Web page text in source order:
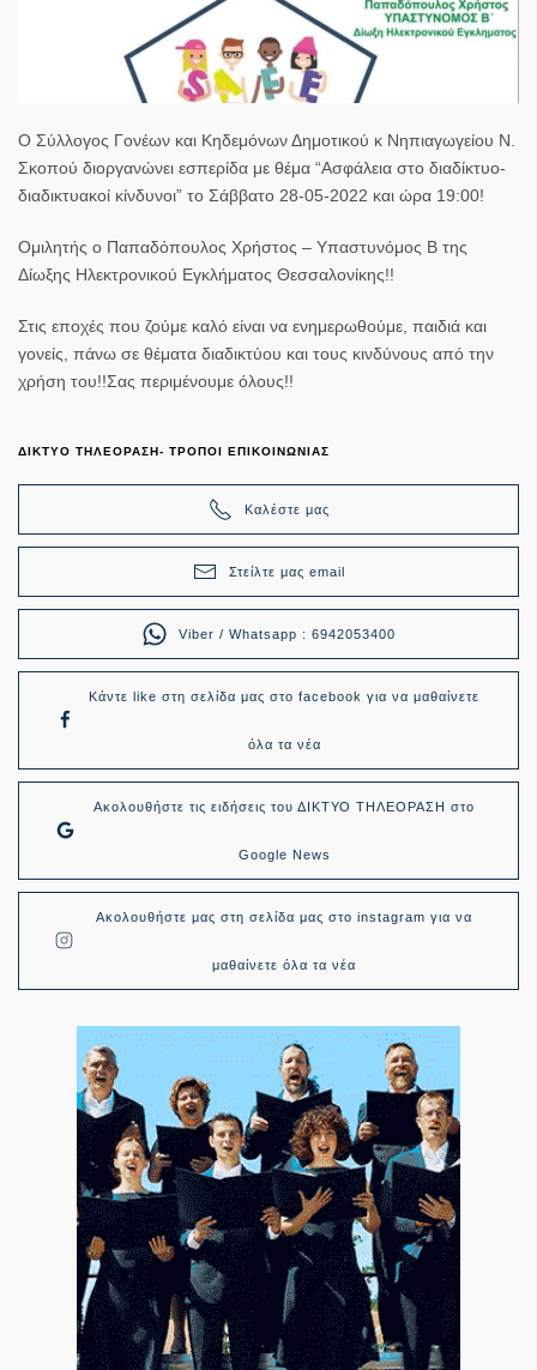
Ο Σύλλογος Γονέων και Κηδεμόνων Δημοτικού κ Νηπιαγωγείου Ν.
Σκοπού διοργανώνει εσπερίδα με θέμα “Ασφάλεια στο διαδίκτυο-
διαδικτυακοί κίνδυνοι” το Σάββατο 28-05-2022 και ώρα 19:00!
Ομιλητής ο Παπαδόπουλος Χρήστος – Υπαστυνόμος Β της
Δίωξης Ηλεκτρονικού Εγκλήματος Θεσσαλονίκης!!
Στις εποχές που ζούμε καλό είναι να ενημερωθούμε, παιδιά και
γονείς, πάνω σε θέματα διαδικτύου και τους κινδύνους από την
χρήση του!!Σας περιμένουμε όλους!!
ΔΙΚΤΥΟ ΤΗΛΕΟΡΑΣΗ- ΤΡΟΠΟΙ ΕΠΙΚΟΙΝΩΝΙΑΣ
Καλέστε μας
Στείλτε μας email
Viber / Whatsapp : 6942053400
Κάντε like στη σελίδα μας στο facebook για να μαθαίνετε
όλα τα νέα
Ακολουθήστε τις ειδήσεις του ΔΙΚΤΥΟ ΤΗΛΕΟΡΑΣΗ στο
Google News
Ακολουθήστε μας στη σελίδα μας στο instagram για να
μαθαίνετε όλα τα νέα